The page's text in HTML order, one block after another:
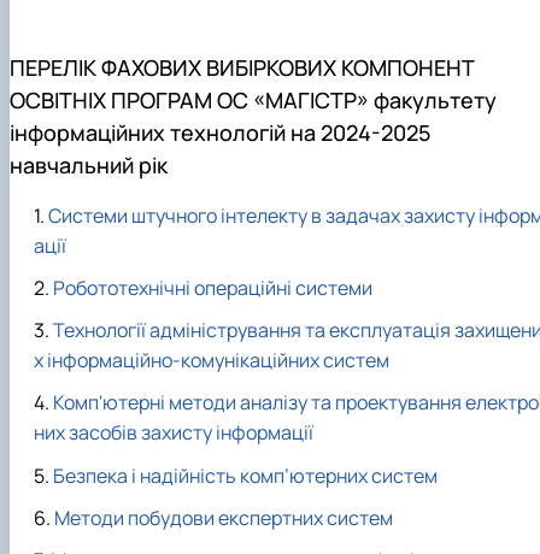
ПЕРЕЛІК ФАХОВИХ ВИБІРКОВИХ КОМПОНЕНТ
ОСВІТНІХ ПРОГРАМ ОС «МАГІСТР» факультету
інформаційних технологій на 2024-2025
навчальний рік
Cистеми штучного інтелекту в задачах захисту
ації
Робототехнічні операційні системи
Технології адміністрування та експлуатація
х інформаційно-комунікаційних систем
Комп'ютерні методи аналізу та проектування
них засобів захисту інформації
Безпека і надійність комп’ютерних систем
Методи побудови експертних систем